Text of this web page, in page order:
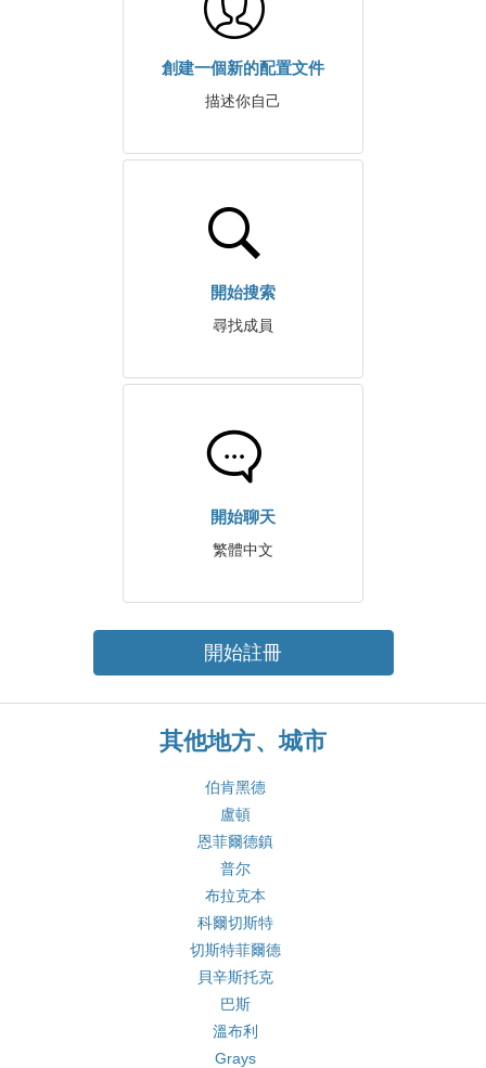
創建一個新的配置文件
描述你自己
開始搜索
尋找成員
開始聊天
繁體中文
開始註冊
其他地方、城市
伯肯黑德
盧頓
恩菲爾德鎮
普尔
布拉克本
科爾切斯特
切斯特菲爾德
貝辛斯托克
巴斯
溫布利
Grays